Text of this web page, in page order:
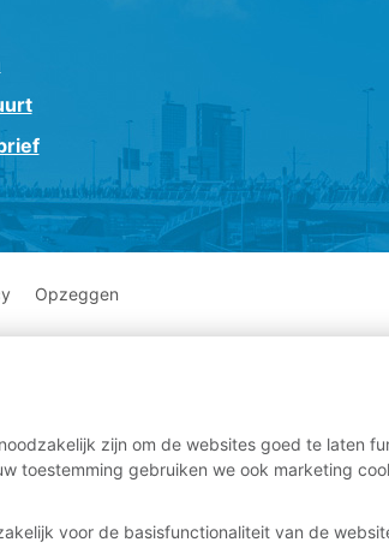
Opzeggen
zijn om de websites goed te laten
toestemming gebruiken we ook marketing
voor de basisfunctionaliteit van de